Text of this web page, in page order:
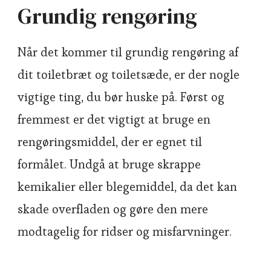
Grundig rengøring
Når det kommer til grundig rengøring af
dit toiletbræt og toiletsæde, er der nogle
vigtige ting, du bør huske på. Først og
fremmest er det vigtigt at bruge en
rengøringsmiddel, der er egnet til
formålet. Undgå at bruge skrappe
kemikalier eller blegemiddel, da det kan
skade overfladen og gøre den mere
modtagelig for ridser og misfarvninger.